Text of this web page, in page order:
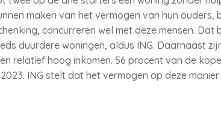
maken van het vermogen van hun ouders,
concurreren wel met deze mensen. Dat
duurdere woningen, aldus ING. Daarnaast
relatief hoog inkomen. 56 procent van de
ING stelt dat het vermogen op deze